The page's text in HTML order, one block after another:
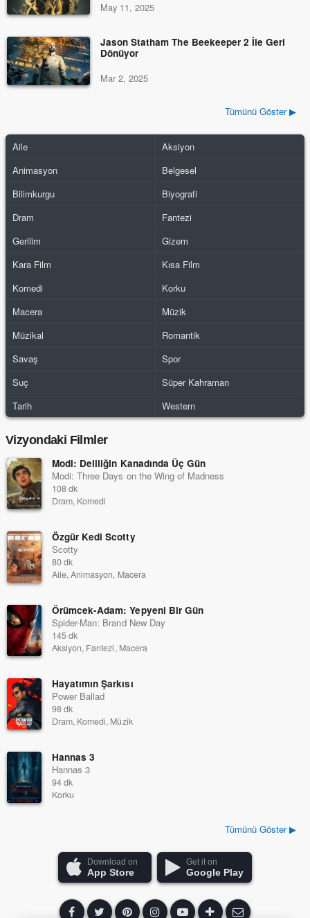
May 11, 2025
Jason Statham The Beekeeper 2 İle Geri
Dönüyor
Mar 2, 2025
Tümünü Göster ▶
Aile
Aksiyon
Animasyon
Belgesel
Bilimkurgu
Biyografi
Dram
Fantezi
Gerilim
Gizem
Kara Film
Kısa Film
Komedi
Korku
Macera
Müzik
Müzikal
Romantik
Savaş
Spor
Suç
Süper Kahraman
Tarih
Western
Vizyondaki Filmler
Modi: Deliliğin Kanadında Üç Gün
Modi: Three Days on the Wing of Madness
108 dk
Dram, Komedi
Özgür Kedi Scotty
Scotty
80 dk
Aile, Animasyon, Macera
Örümcek-Adam: Yepyeni Bir Gün
Spider-Man: Brand New Day
145 dk
Aksiyon, Fantezi, Macera
Hayatımın Şarkısı
Power Ballad
98 dk
Dram, Komedi, Müzik
Hannas 3
Hannas 3
94 dk
Korku
Tümünü Göster ▶
Download on
App Store
Get it on
Google Play